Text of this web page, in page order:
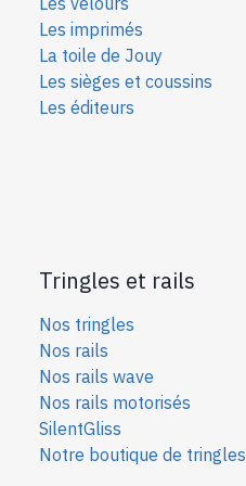
Les imprimés
La toile de Jouy
Les sièges et coussins
Les éditeurs
Tringles et rails
Nos tringles
Nos rails
Nos rails wave
Nos rails motorisés
SilentGliss
Notre boutique de tringles